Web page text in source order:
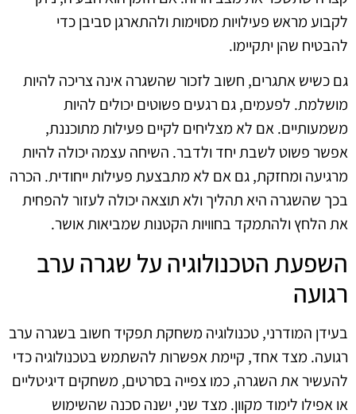
לקבוע מראש פעילויות מסוימות ולהתארגן סביבן כדי
להבטיח שהן יתקיימו.
גם כשיש אתגרים, חשוב לזכור שהשגרה אינה צריכה להיות
מושלמת. לפעמים, גם רגעים פשוטים יכולים להיות
משמעותיים. אם לא מצליחים לקיים פעילות מתוכננת,
אפשר פשוט לשבת יחד ולדבר. השיחה עצמה יכולה להיות
מרגיעה ומחזקת, גם אם לא מתבצעת פעילות ייחודית. הכרה
בכך שהשגרה היא תהליך ולא תוצאה יכולה לעזור להפחית
את הלחץ ולהתמקד בחוויות הקטנות שמביאות אושר.
השפעת הטכנולוגיה על שגרה ערב
רגועה
בעידן המודרני, טכנולוגיה משחקת תפקיד חשוב בשגרה ערב
רגועה. מצד אחד, קיימת אפשרות להשתמש בטכנולוגיה כדי
להעשיר את השגרה, כמו צפייה בסרטים, משחקים דיגיטליים
או אפילו לימוד מקוון. מצד שני, ישנה סכנה שהשימוש